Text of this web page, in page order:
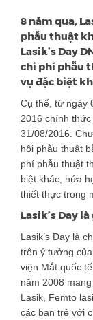
8 năm qua,
phẫu thuật
Lasik’s Day
chi phí phẫu
vụ đặc biệt
Cụ thể, từ ngày
2016 chính
31/08/2016.
hội phẫu thuật
phí phẫu thuật
biệt khác, hứa
thiết thực trong
Lasik’s Day là
Lasik’s Day là
trên ý tưởng
viện Mắt quốc
năm 2008
Lasik, Femto
các bạn trẻ với